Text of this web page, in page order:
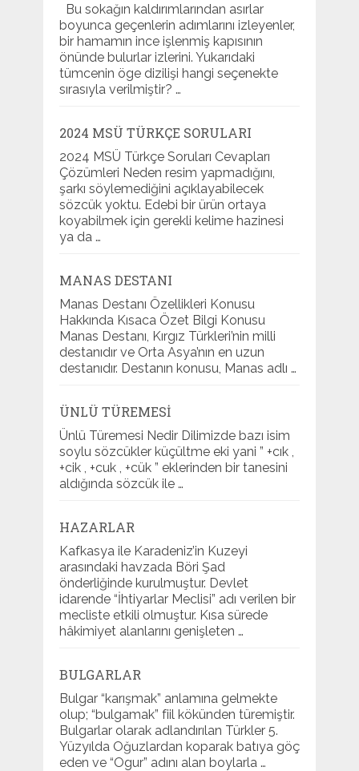
Bu sokağın kaldırımlarından asırlar
boyunca geçenlerin adımlarını izleyenler,
bir hamamın ince işlenmiş kapısının
önünde bulurlar izlerini. Yukarıdaki
tümcenin öge dizilişi hangi seçenekte
sırasıyla verilmiştir? …
2024 MSÜ TÜRKÇE SORULARI
2024 MSÜ Türkçe Soruları Cevapları
Çözümleri Neden resim yapmadığını,
şarkı söylemediğini açıklayabilecek
sözcük yoktu. Edebi bir ürün ortaya
koyabilmek için gerekli kelime hazinesi
ya da …
MANAS DESTANI
Manas Destanı Özellikleri Konusu
Hakkında Kısaca Özet Bilgi Konusu
Manas Destanı, Kırgız Türkleri’nin milli
destanıdır ve Orta Asya’nın en uzun
destanıdır. Destanın konusu, Manas adlı …
ÜNLÜ TÜREMESI
Ünlü Türemesi Nedir Dilimizde bazı isim
soylu sözcükler küçültme eki yani ” +cık ,
+cik , +cuk , +cük ” eklerinden bir tanesini
aldığında sözcük ile …
HAZARLAR
Kafkasya ile Karadeniz’in Kuzeyi
arasındaki havzada Böri Şad
önderliğinde kurulmuştur. Devlet
idarende “İhtiyarlar Meclisi” adı verilen bir
mecliste etkili olmuştur. Kısa sürede
hâkimiyet alanlarını genişleten …
BULGARLAR
Bulgar “karışmak” anlamına gelmekte
olup; “bulgamak” fiil kökünden türemiştir.
Bulgarlar olarak adlandırılan Türkler 5.
Yüzyılda Oğuzlardan koparak batıya göç
eden ve “Ogur” adını alan boylarla …